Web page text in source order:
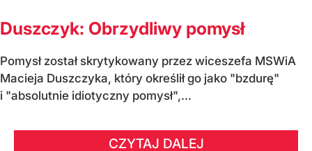
Duszczyk: Obrzydliwy pomysł
Pomysł został skrytykowany przez wiceszefa MSWiA
Macieja Duszczyka, który określił go jako "bzdurę"
i "absolutnie idiotyczny pomysł",...
CZYTAJ DALEJ